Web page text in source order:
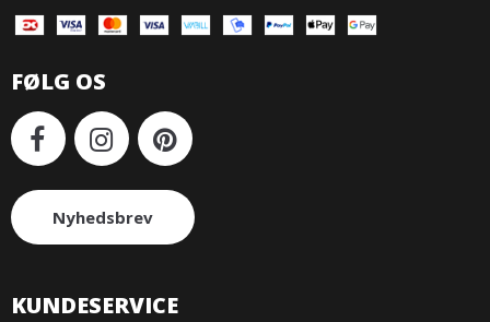
FØLG OS
Nyhedsbrev
KUNDESERVICE